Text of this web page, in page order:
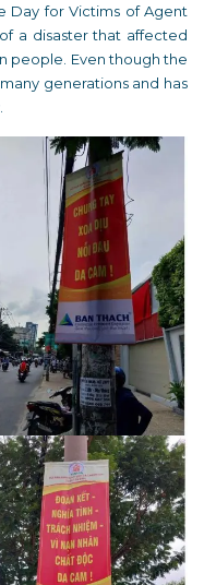
Day for Victims of Agent
a disaster that affected
people. Even though the
generations and has